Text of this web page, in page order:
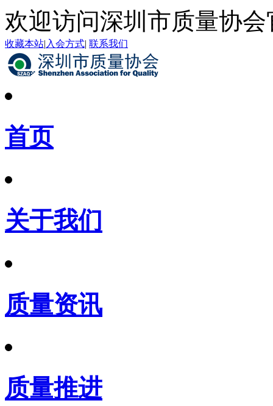
欢迎访问深圳市质量协会
收藏本站| 入会方式| 联系我们
首页
关于我们
质量资讯
质量推进